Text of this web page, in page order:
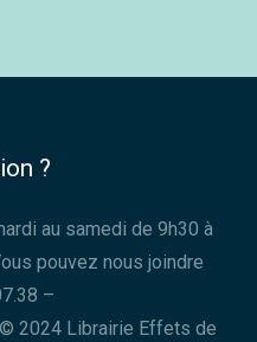
?
au samedi de 9h30 à
pouvez nous joindre
–
2024 Librairie Effets de